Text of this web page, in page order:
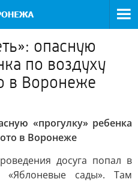
опасную
по воздуху
в Воронеже
«прогулку» ребенка
в Воронеже
досуга попал в
сады». Там